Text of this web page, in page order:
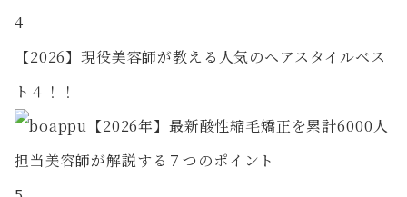
4
【2026】現役美容師が教える人気のヘアスタイルベス
ト４！！